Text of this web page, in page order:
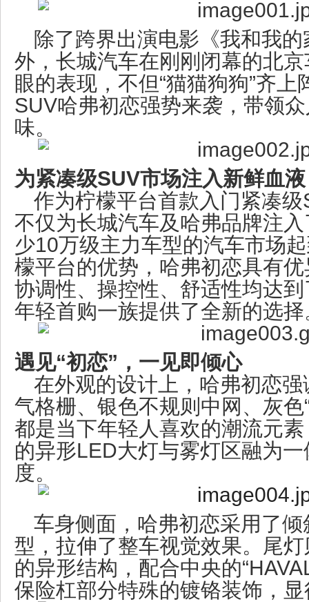
除了跨界出演电影《我和我
外，长城汽车在刚刚闭幕的北
眼的表现，不但“猫猫狗狗”齐
SUV哈弗初恋强势来袭，带领
味。
为紧凑级SUV市场注入新鲜血液
作为柠檬平台首款入门紧凑
不仅为长城汽车及哈弗品牌注
少10万级主力车型的汽车市场
檬平台的优势，哈弗初恋具有
协调性、操控性、舒适性均达
年轻首购一族提供了全新的选择
遇见“初恋”，一见即倾心
在外观的设计上，哈弗初恋
气格栅、银色不规则中网、灰色
都是当下年轻人喜欢的潮流元
的异形LED大灯与雾灯区融为
度。
车身侧面，哈弗初恋采用了
型，拉伸了整车视觉效果。尾
的异形结构，配合中央的
保险杠部分特殊的镀铬装饰，